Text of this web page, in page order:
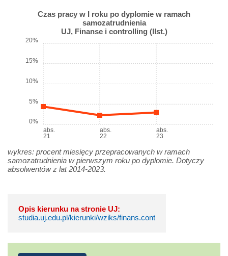
Czas pracy w I roku po dyplomie w ramach
samozatrudnienia
UJ, Finanse i controlling (IIst.)
abs.
21
abs.
22
abs.
23
0%
5%
10%
15%
20%
wykres: procent miesięcy przepracowanych w ramach
samozatrudnienia w pierwszym roku po dyplomie. Dotyczy
absolwentów z lat 2014-2023.
Opis kierunku na stronie UJ:
studia.uj.edu.pl/kierunki/wziks/finans.cont